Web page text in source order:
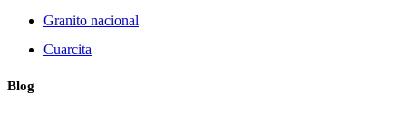
Granito nacional
Cuarcita
Blog